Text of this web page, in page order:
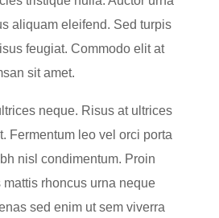
aliquam eleifend. Sed turpis
feugiat. Commodo elit at
sit amet.
neque. Risus at ultrices
Fermentum leo vel orci porta
nisl condimentum. Proin
rhoncus urna neque
sed enim ut sem viverra